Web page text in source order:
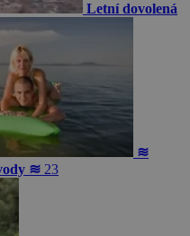
Letní dovolená
≋
≋ 23